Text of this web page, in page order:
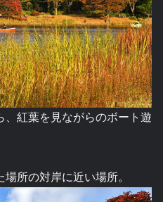
、紅葉を見ながらのボート遊
所の対岸に近い場所。